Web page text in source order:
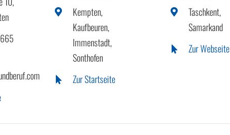
Kempten,
Kaufbeuren,
Immenstadt,
Sonthofen
Zur Startseite
Taschkent,
Samarkand
Zur Webseite